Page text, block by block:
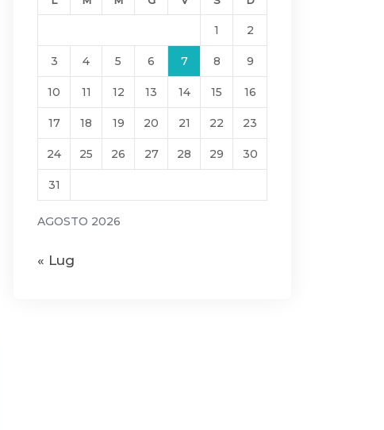
AGOSTO 2026
1 2
3 4 5 6 7 8 9
10 11 12 13 14 15 16
17 18 19 20 21 22 23
24 25 26 27 28 29 30
31
« Lug